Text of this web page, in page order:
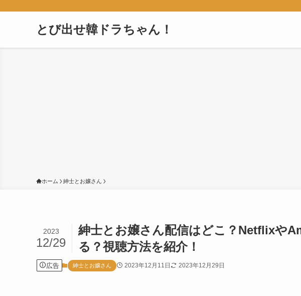
とび出せ韓ドラちゃん！
ホーム 紳士とお嬢さん
紳士とお嬢さん配信はどこ？Netflixや
る？視聴方法を紹介！
2023
12/29
広告 紳士とお嬢さん 2023年12月11日 2023年12月29日